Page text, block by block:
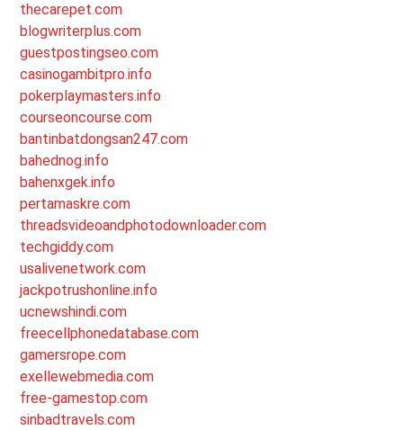
thecarepet.com
blogwriterplus.com
guestpostingseo.com
casinogambitpro.info
pokerplaymasters.info
courseoncourse.com
bantinbatdongsan247.com
bahednog.info
bahenxgek.info
pertamaskre.com
threadsvideoandphotodownloader.com
techgiddy.com
usalivenetwork.com
jackpotrushonline.info
ucnewshindi.com
freecellphonedatabase.com
gamersrope.com
exellewebmedia.com
free-gamestop.com
sinbadtravels.com